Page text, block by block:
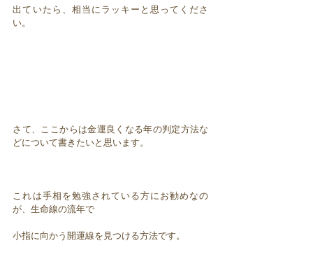
出ていたら、相当にラッキーと思ってくださ
い。
さて、ここからは金運良くなる年の判定方法な
どについて書きたいと思います。
これは手相を勉強されている方にお勧めなの
が、生命線の流年で
小指に向かう開運線を見つける方法です。